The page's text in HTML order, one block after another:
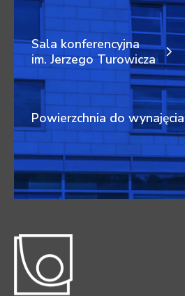
Sala konferencyjna
im. Jerzego Turowicza
Powierzchnia do wynajęcia